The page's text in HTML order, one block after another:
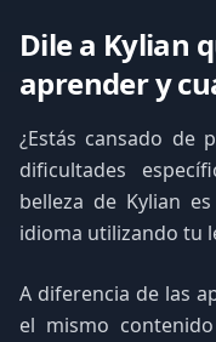
Dile a Kylian
aprender y
¿Estás cansado de
dificultades
belleza de Kylian
idioma utilizando tu
A diferencia de las
el mismo